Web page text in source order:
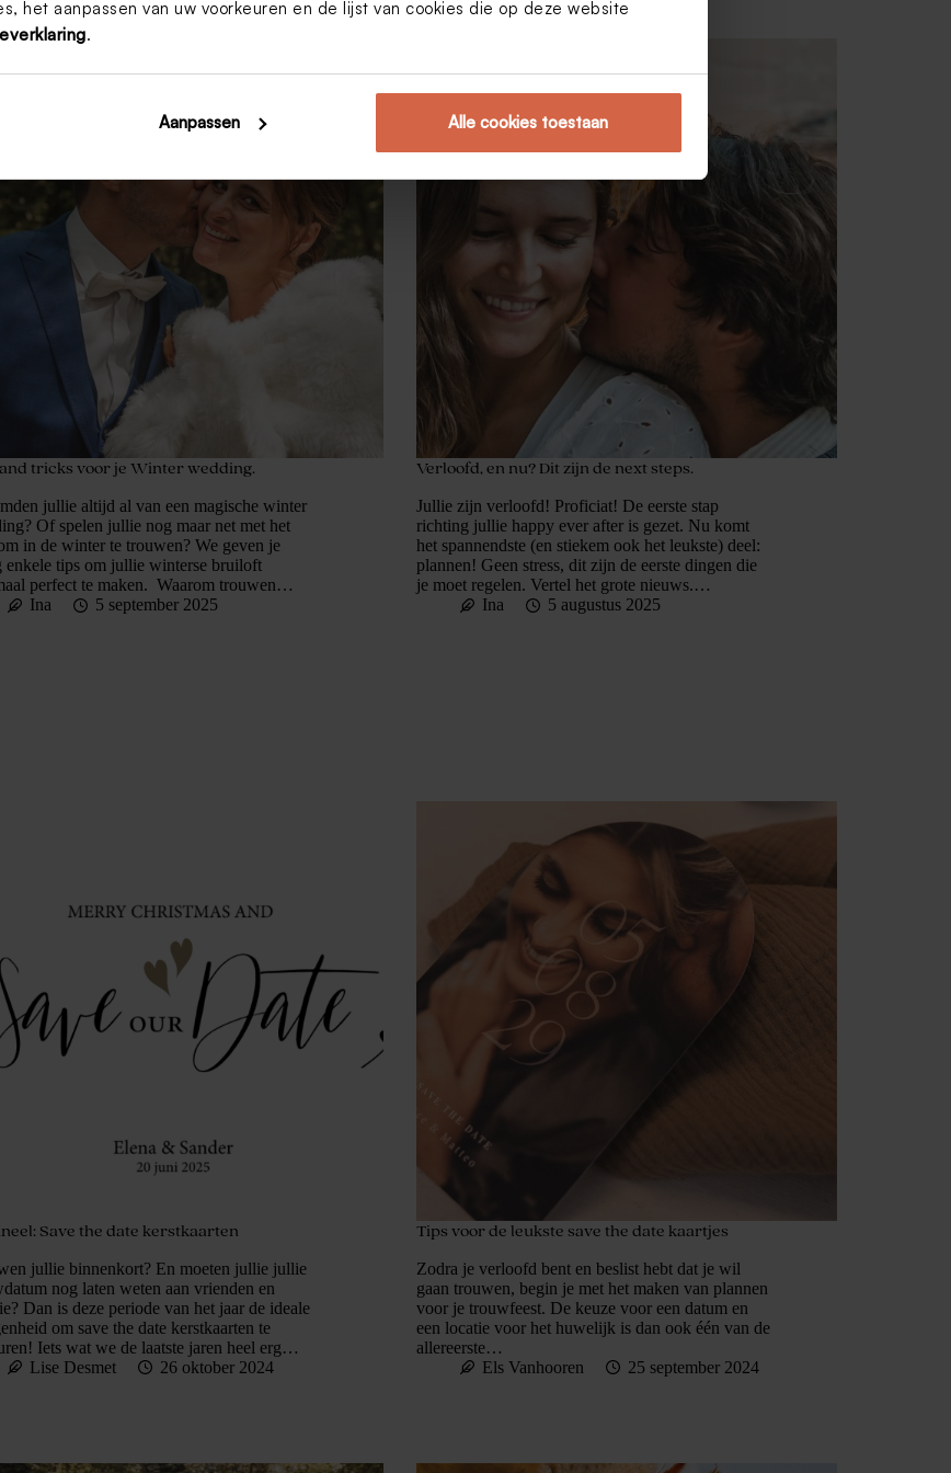
het aanpassen van uw voorkeuren en de lijst van cookies die op deze website
.
Aanpassen Alle cookies toestaan
tricks voor je Winter wedding.
jullie altijd al van een magische winter
Of spelen jullie nog maar net met het
in de winter te trouwen? We geven je
enkele tips om jullie winterse bruiloft
perfect te maken. Waarom trouwen…
Ina
5 september 2025
Verloofd, en nu? Dit zijn de next steps.
Jullie zijn verloofd! Proficiat! De eerste stap
richting jullie happy ever after is gezet. Nu komt
het spannendste (en stiekem ook het leukste) deel:
plannen! Geen stress, dit zijn de eerste dingen die
je moet regelen. Vertel het grote nieuws.…
Ina
5 augustus 2025
Save the date kerstkaarten
jullie binnenkort? En moeten jullie jullie
nog laten weten aan vrienden en
Dan is deze periode van het jaar de ideale
om save the date kerstkaarten te
Iets wat we de laatste jaren heel erg…
Lise Desmet
26 oktober 2024
Tips voor de leukste save the date kaartjes
Zodra je verloofd bent en beslist hebt dat je wil
gaan trouwen, begin je met het maken van plannen
voor je trouwfeest. De keuze voor een datum en
een locatie voor het huwelijk is dan ook één van de
allereerste…
Els Vanhooren
25 september 2024